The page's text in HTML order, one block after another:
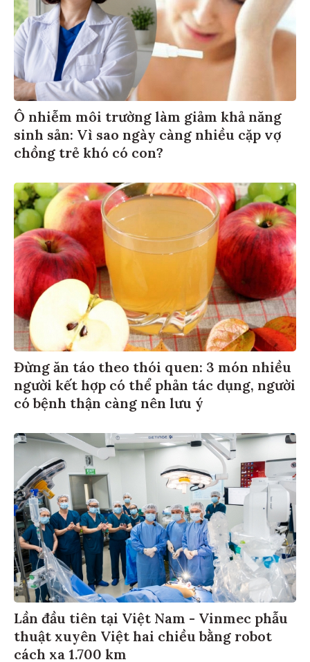
Ô nhiễm môi trường làm giảm khả năng
sinh sản: Vì sao ngày càng nhiều cặp vợ
chồng trẻ khó có con?
Đừng ăn táo theo thói quen: 3 món nhiều
người kết hợp có thể phản tác dụng, người
có bệnh thận càng nên lưu ý
Lần đầu tiên tại Việt Nam - Vinmec phẫu
thuật xuyên Việt hai chiều bằng robot
cách xa 1.700 km